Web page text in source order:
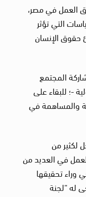
العمل في مصر،
التي تؤثر
حقوق الإنسان
المجتمع
-؛ للبقاء على
والمساهمة في
لكثير من
في العديد من
وراء تحقيقها
له “لجنة